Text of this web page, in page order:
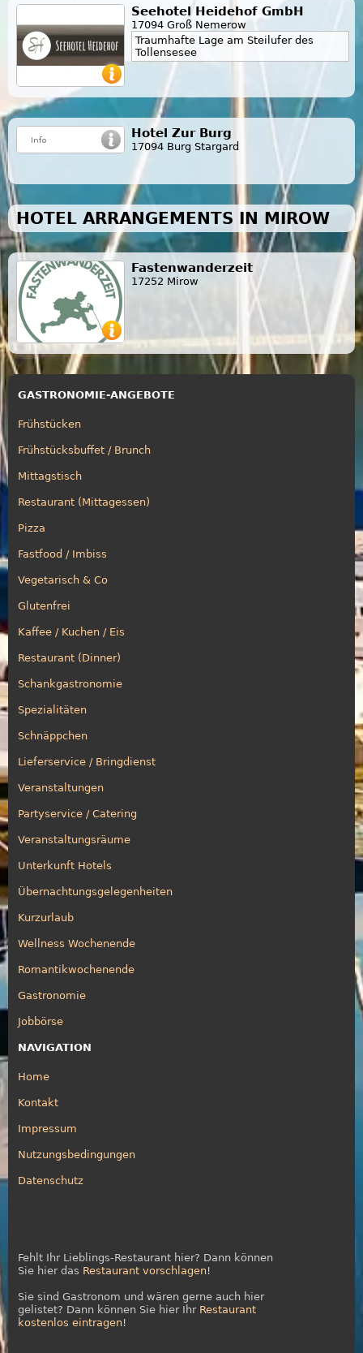
Seehotel Heidehof GmbH
17094 Groß Nemerow
Traumhafte Lage am Steilufer des
Tollensesee
Hotel Zur Burg
17094 Burg Stargard
HOTEL ARRANGEMENTS IN MIROW
Fastenwanderzeit
17252 Mirow
GASTRONOMIE-ANGEBOTE
Frühstücken
Frühstücksbuffet / Brunch
Mittagstisch
Restaurant (Mittagessen)
Pizza
Fastfood / Imbiss
Vegetarisch & Co
Glutenfrei
Kaffee / Kuchen / Eis
Restaurant (Dinner)
Schankgastronomie
Spezialitäten
Schnäppchen
Lieferservice / Bringdienst
Veranstaltungen
Partyservice / Catering
Veranstaltungsräume
Unterkunft Hotels
Übernachtungsgelegenheiten
Kurzurlaub
Wellness Wochenende
Romantikwochenende
Gastronomie
Jobbörse
NAVIGATION
Home
Kontakt
Impressum
Nutzungsbedingungen
Datenschutz
Fehlt Ihr Lieblings-Restaurant hier? Dann können
Sie hier das Restaurant vorschlagen!
Sie sind Gastronom und wären gerne auch hier
gelistet? Dann können Sie hier Ihr Restaurant
kostenlos eintragen!